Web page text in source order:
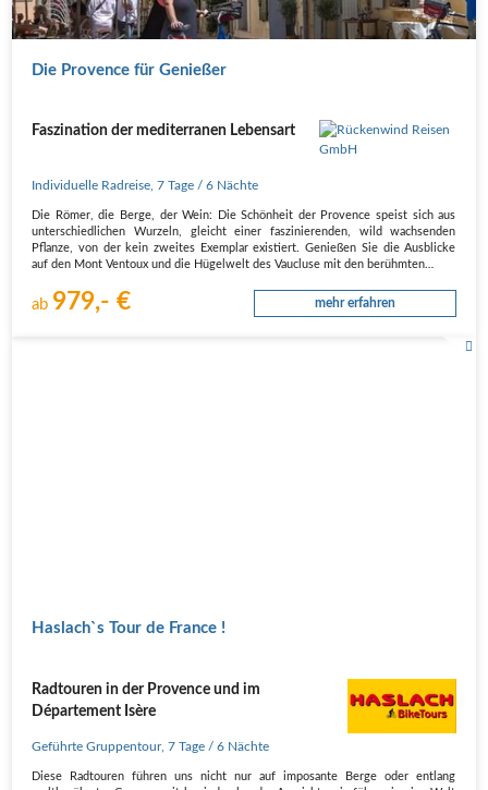
Die Provence für Genießer
Faszination der mediterranen Lebensart
Individuelle Radreise ,7 Tage / 6 Nächte
Die Römer, die Berge, der Wein: Die Schönheit der Provence speist sich aus
unterschiedlichen Wurzeln, gleicht einer faszinierenden, wild wachsenden
Pflanze, von der kein zweites Exemplar existiert. Genießen Sie die Ausblicke
auf den Mont Ventoux und die Hügelwelt des Vaucluse mit den berühmten…
ab 979,- € mehr erfahren
Haslach`s Tour de France !
Radtouren in der Provence und im
Département Isère
Geführte Gruppentour,7 Tage / 6 Nächte
Diese Radtouren führen uns nicht nur auf imposante Berge oder entlang